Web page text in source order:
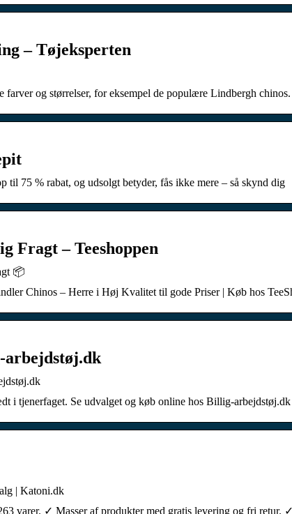
– Tøjeksperten
farver og størrelser, for eksempel de populære Lindbergh
til 75 % rabat, og udsolgt betyder, fås ikke mere – så skynd dig
Fragt – Teeshoppen
📦
Chinos – Herre i Høj Kvalitet til gode Priser | Køb hos
i tjenerfaget. Se udvalget og køb online hos Billig-arbejdstøj.dk
| Katoni.dk
varer. ✓ Masser af produkter med gratis levering og fri retur.